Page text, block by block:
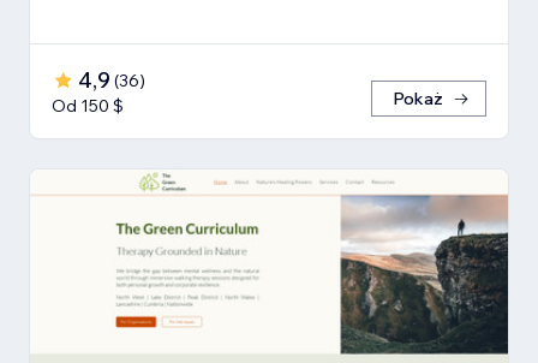
4,9 (36)
Od 150 $
Pokaż